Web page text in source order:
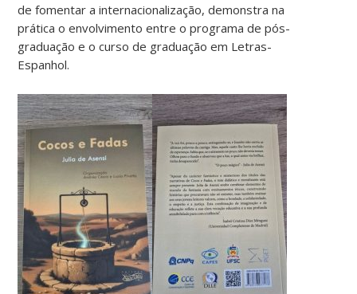
de fomentar a internacionalização, demonstra na
prática o envolvimento entre o programa de pós-
graduação e o curso de graduação em Letras-
Espanhol.